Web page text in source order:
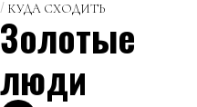
КУДА СХОДИТЬ
Золотые
люди